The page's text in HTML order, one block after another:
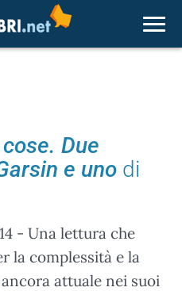
Due
e uno di
- Una lettura che
la complessità e la
attuale nei suoi